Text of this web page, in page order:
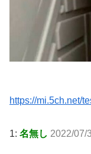
https://mi.5ch.net/
1: 名無し 2022/07/